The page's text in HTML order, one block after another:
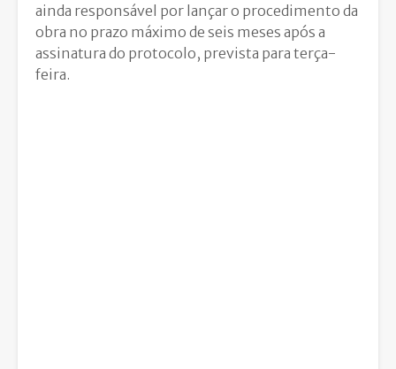
ainda responsável por lançar o procedimento da
obra no prazo máximo de seis meses após a
assinatura do protocolo, prevista para terça-
feira.